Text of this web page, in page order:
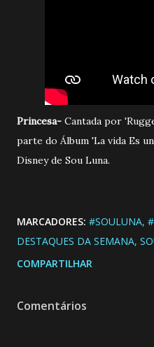
Princesa- Cantada por
parte do Álbum 'La vida Es
Disney de Sou Luna.
MARCADORES: #SOULUNA
DESTAQUES DA SEMANA
COMPARTILHAR
Comentários